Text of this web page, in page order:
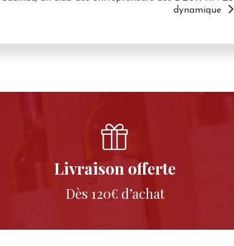
dynamique
Livraison offerte
Dès 120€ d’achat